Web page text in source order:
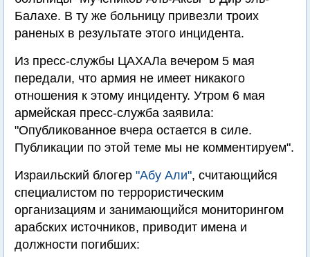
Балахе. В ту же больницу привезли троих
раненых в результате этого инцидента.
Из пресс-службы ЦАХАЛа вечером 5 мая
передали, что армия не имеет никакого
отношения к этому инциденту. Утром 6 мая
армейская пресс-служба заявила:
"Опубликованное вчера остается в силе.
Публикации по этой теме мы не комментируем".
Израильский блогер "Абу Али", считающийся
специалистом по террористическим
организациям и занимающийся мониторингом
арабских источников, приводит имена и
должности погибших: